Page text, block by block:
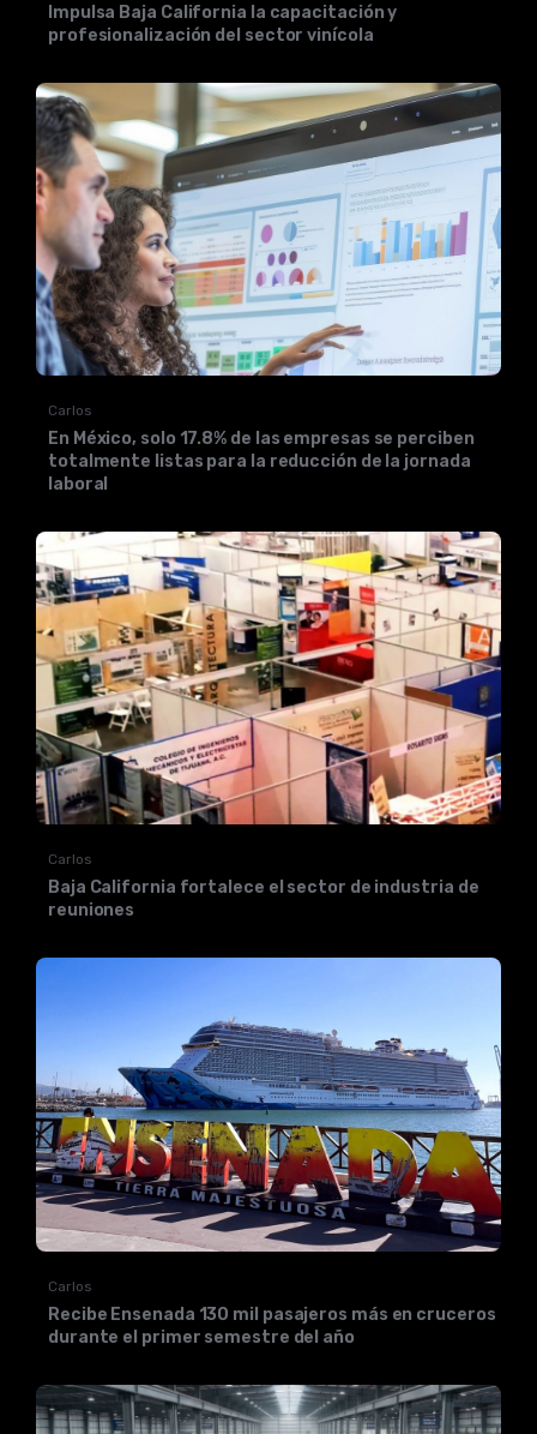
Impulsa Baja California la capacitación y
profesionalización del sector vinícola
Carlos
En México, solo 17.8% de las empresas se perciben
totalmente listas para la reducción de la jornada
laboral
Carlos
Baja California fortalece el sector de industria de
reuniones
Carlos
Recibe Ensenada 130 mil pasajeros más en cruceros
durante el primer semestre del año